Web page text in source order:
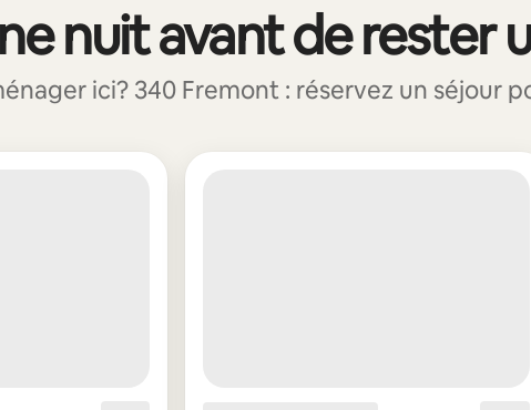
nuit avant de rester
ici? 340 Fremont : réservez un séjour